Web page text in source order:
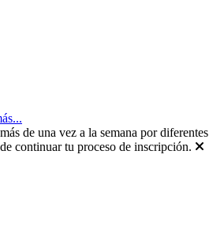
de una vez a la semana por diferentes
continuar tu proceso de inscripción.